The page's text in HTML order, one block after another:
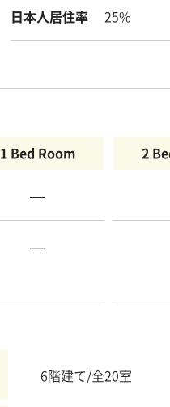
日本人居住率 25%
1 Bed Room 2
—
—
6階建て/全20室